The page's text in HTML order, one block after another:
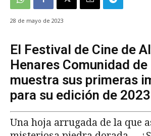
28 de mayo de 2023
El Festival de Cine de
Henares Comunidad
muestra sus primeras
para su edición de 2023
Una hoja arrugada de la que